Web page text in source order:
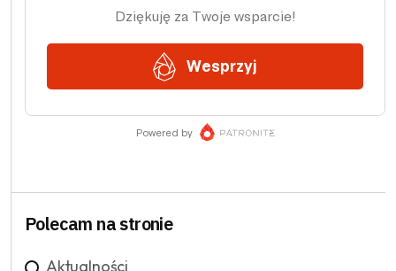
Polecam na stronie
Aktualności